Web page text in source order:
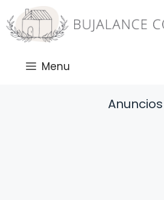
Saltar
al
contenido
Menu
Anuncios